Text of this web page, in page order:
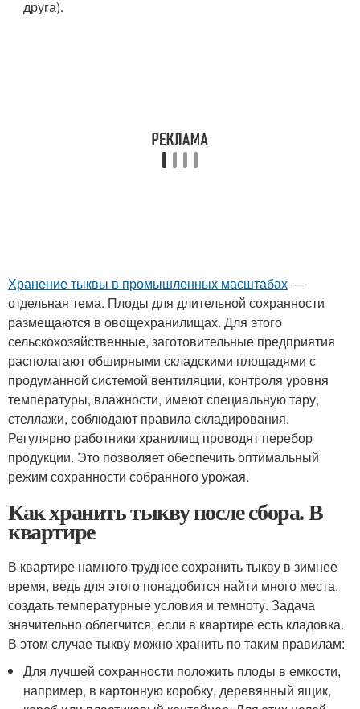
друга).
Хранение тыквы в промышленных масштабах—
отдельная тема. Плоды для длительной сохранности
размещаются в овощехранилищах. Для этого
сельскохозяйственные, заготовительные предприятия
располагают обширными складскими площадями с
продуманной системой вентиляции, контроля уровня
температуры, влажности, имеют специальную тару,
стеллажи, соблюдают правила складирования.
Регулярно работники хранилищ проводят перебор
продукции. Это позволяет обеспечить оптимальный
режим сохранности собранного урожая.
Как хранить тыкву после сбора. В
квартире
В квартире намного труднее сохранить тыкву в зимнее
время, ведь для этого понадобится найти много места,
создать температурные условия и темноту. Задача
значительно облегчится, если в квартире есть кладовка.
В этом случае тыкву можно хранить по таким правилам:
Для лучшей сохранности положить плоды в емкости,
например, в картонную коробку, деревянный ящик,